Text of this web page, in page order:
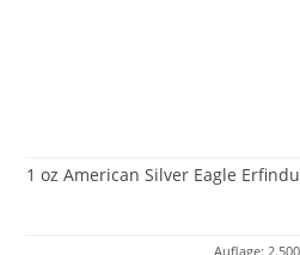
1 oz American Silver Eagle
Auflage: